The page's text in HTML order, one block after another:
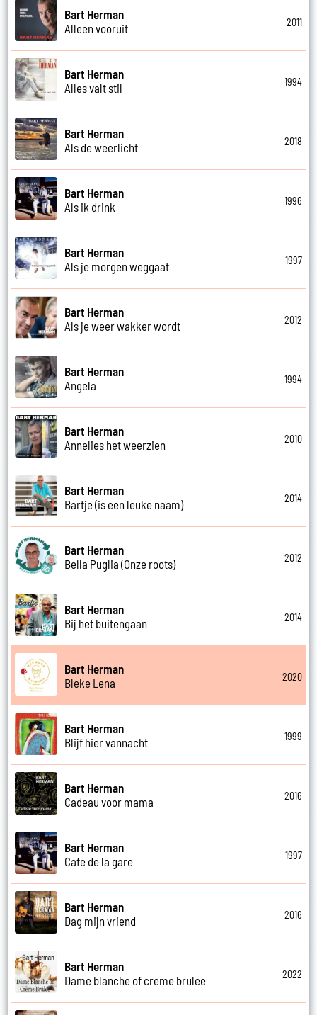
Bart Herman
Alleen vooruit
2011
Bart Herman
Alles valt stil
1994
Bart Herman
Als de weerlicht
2018
Bart Herman
Als ik drink
1996
Bart Herman
Als je morgen weggaat
1997
Bart Herman
Als je weer wakker wordt
2012
Bart Herman
Angela
1994
Bart Herman
Annelies het weerzien
2010
Bart Herman
Bartje (is een leuke naam)
2014
Bart Herman
Bella Puglia (Onze roots)
2012
Bart Herman
Bij het buitengaan
2014
Bart Herman
Bleke Lena
2020
Bart Herman
Blijf hier vannacht
1999
Bart Herman
Cadeau voor mama
2016
Bart Herman
Cafe de la gare
1997
Bart Herman
Dag mijn vriend
2016
Bart Herman
Dame blanche of creme brulee
2022